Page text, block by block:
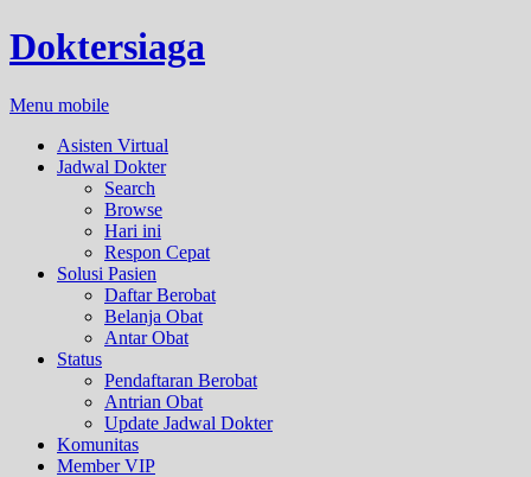
Doktersiaga
Menu mobile
Asisten Virtual
Jadwal Dokter
Search
Browse
Hari ini
Respon Cepat
Solusi Pasien
Daftar Berobat
Belanja Obat
Antar Obat
Status
Pendaftaran Berobat
Antrian Obat
Update Jadwal Dokter
Komunitas
Member VIP